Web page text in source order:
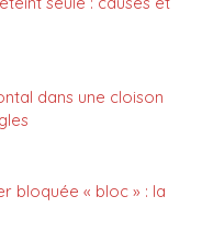
dans une cloison
bloquée « bloc » : la